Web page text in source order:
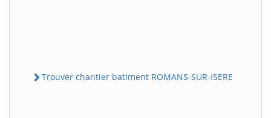
Trouver chantier batiment ROMANS-SUR-ISERE